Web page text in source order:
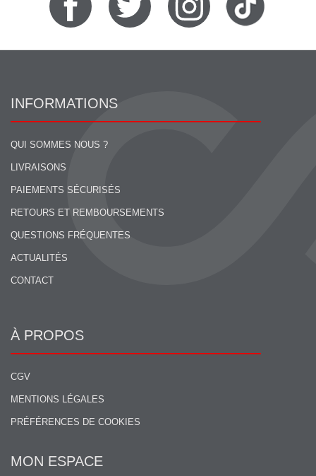
INFORMATIONS
QUI SOMMES NOUS ?
LIVRAISONS
PAIEMENTS SÉCURISÉS
RETOURS ET REMBOURSEMENTS
QUESTIONS FRÉQUENTES
ACTUALITÉS
CONTACT
À PROPOS
CGV
MENTIONS LÉGALES
PRÉFÉRENCES DE COOKIES
MON ESPACE